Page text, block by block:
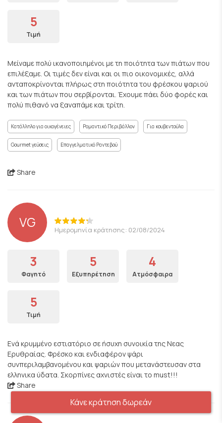
5
Τιμή
Μείναμε πολύ ικανοποιημένοι με τη ποιότητα των πιάτων που
επιλέξαμε. Οι τιμές δεν είναι και οι πιο οικονομικές, αλλά
ανταποκρίνονται πλήρως στη ποιότητα του φρέσκου ψαριού
και των πιάτων που σερβίρονται. Έχουμε πάει δύο φορές και
πολύ πιθανό να ξαναπάμε και τρίτη.
Κατάλληλο για οικογένειες Ρομαντικό Περιβάλλον Για κουβεντούλα
Gourmet γεύσεις Επαγγελματικό Ραντεβού
Share
VG Ημερομηνία κράτησης: 02/08/2024
3
Φαγητό
5
Εξυπηρέτηση
4
Ατμόσφαιρα
5
Τιμή
Ενά κρυμμένο εστιατόριο σε ήσυχη συνοικία της Νεας
Ερυθραίας. Φρέσκο και ενδιαφέρον ψάρι
συνπεριλαμβανομένου και ψαριών που μετανάστευσαν στα
ελληνικα ύδατα. Σκορπίνες αχνιστές είναι το must!!!
Share
Κάνε κράτηση δωρεάν